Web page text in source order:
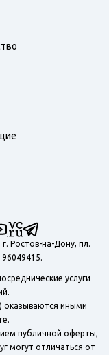
Ростов-на-Дону, пл.
услуги
оказываются иными
публичной оферты,
могут отличаться от